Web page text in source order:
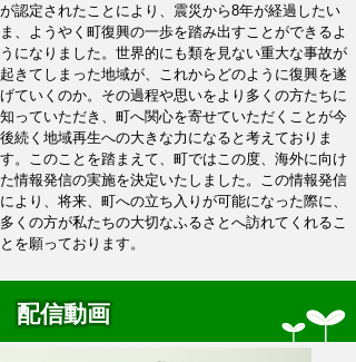
が認定されたことにより、震災から8年が経過したい
ま、ようやく町復興の一歩を踏み出すことができるよ
うになりました。世界的にも類を見ない重大な事故が
起きてしまった地域が、これからどのように復興を遂
げていくのか。その過程や思いをより多くの方たちに
知っていただき、町へ関心を寄せていただくことが今
後続く地域再生への大きな力になると考えておりま
す。このことを踏まえて、町ではこの度、海外に向け
た情報発信の実施を決定いたしました。この情報発信
により、将来、町への立ち入りが可能になった際に、
多くの方が私たちの大切なふるさとへ訪れてくれるこ
とを願っております。
配信動画